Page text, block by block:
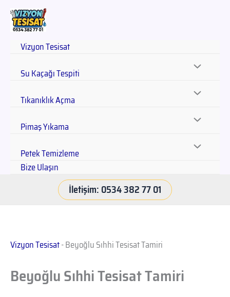
Vizyon Tesisat
Su Kaçağı Tespiti
Tıkanıklık Açma
Pimaş Yıkama
Petek Temizleme
Bize Ulaşın
İletişim: 0534 382 77 01
Vizyon Tesisat-Beyoğlu Sıhhi Tesisat Tamiri
Beyoğlu Sıhhi Tesisat Tamiri